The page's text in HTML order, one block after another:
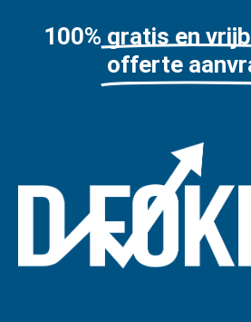
100% gratis en
offerte